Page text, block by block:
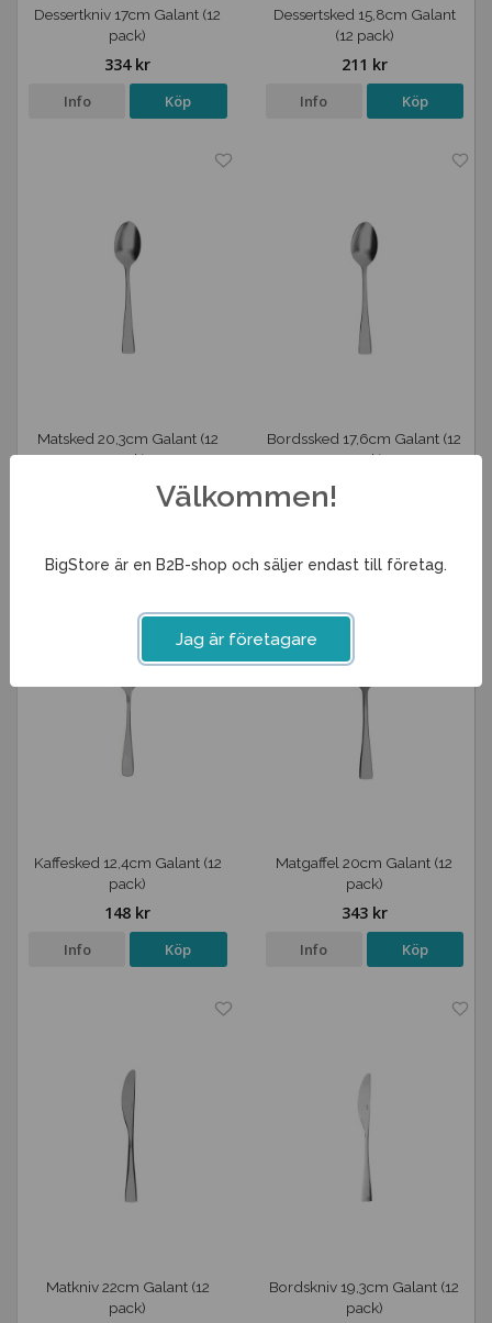
Dessertkniv 17cm Galant (12
pack)
334 kr
Info Köp
Dessertsked 15,8cm Galant
(12 pack)
211 kr
Info Köp
Matsked 20,3cm Galant (12
pack)
Bordssked 17,6cm Galant (12
pack)
Kaffesked 12,4cm Galant (12
pack)
148 kr
Info Köp
Matgaffel 20cm Galant (12
pack)
343 kr
Info Köp
Matkniv 22cm Galant (12
pack)
Bordskniv 19,3cm Galant (12
pack)
Välkommen!
BigStore är en B2B-shop och säljer endast till företag.
Jag är företagare